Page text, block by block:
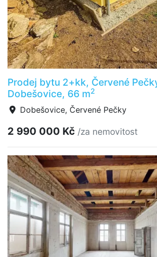
Prodej bytu 2+kk, Červené
Dobešovice, 66 m2
Dobešovice, Červené Pečky
2 990 000 Kč /za nemovitost